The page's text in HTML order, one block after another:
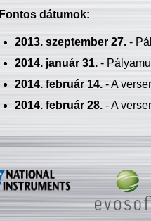
Fontos dátumok:
2013. szeptember 27.-
2014. január 31.-
2014. február 14.- A
2014. február 28.- A